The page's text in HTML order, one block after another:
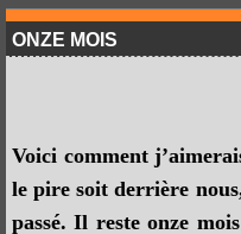
ONZE MOIS
Voici comment
le pire soit derrière
passé. Il reste onze